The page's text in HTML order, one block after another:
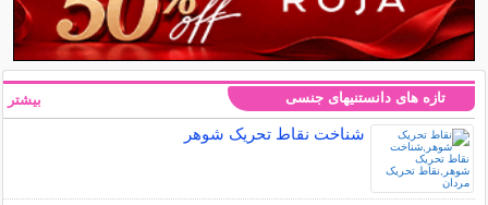
تازه های دانستنیهای جنسی
شناخت نقاط تحریک شوهر
بیشتر